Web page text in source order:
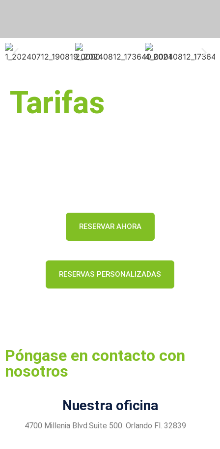
Tarifas
RESERVAR AHORA
RESERVAS PERSONALIZADAS
Póngase en contacto con
nosotros
Nuestra oficina
4700 Millenia Blvd.Suite 500. Orlando Fl. 32839